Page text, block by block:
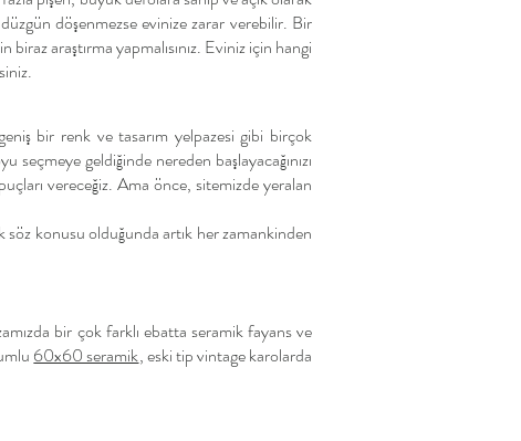
döşenmezse evinize zarar verebilir. Bir
araştırma yapmalısınız. Eviniz için hangi
bir renk ve tasarım yelpazesi gibi birçok
geldiğinde nereden başlayacağınızı
vereceğiz. Ama önce, sitemizde yeralan
konusu olduğunda artık her zamankinden
bir çok farklı ebatta seramik fayans ve
60x60 seramik, eski tip vintage karolarda